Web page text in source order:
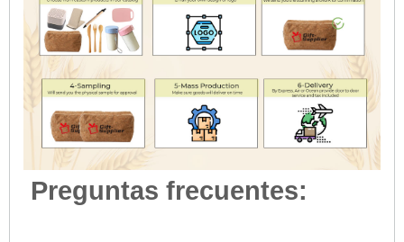
Preguntas frecuentes: